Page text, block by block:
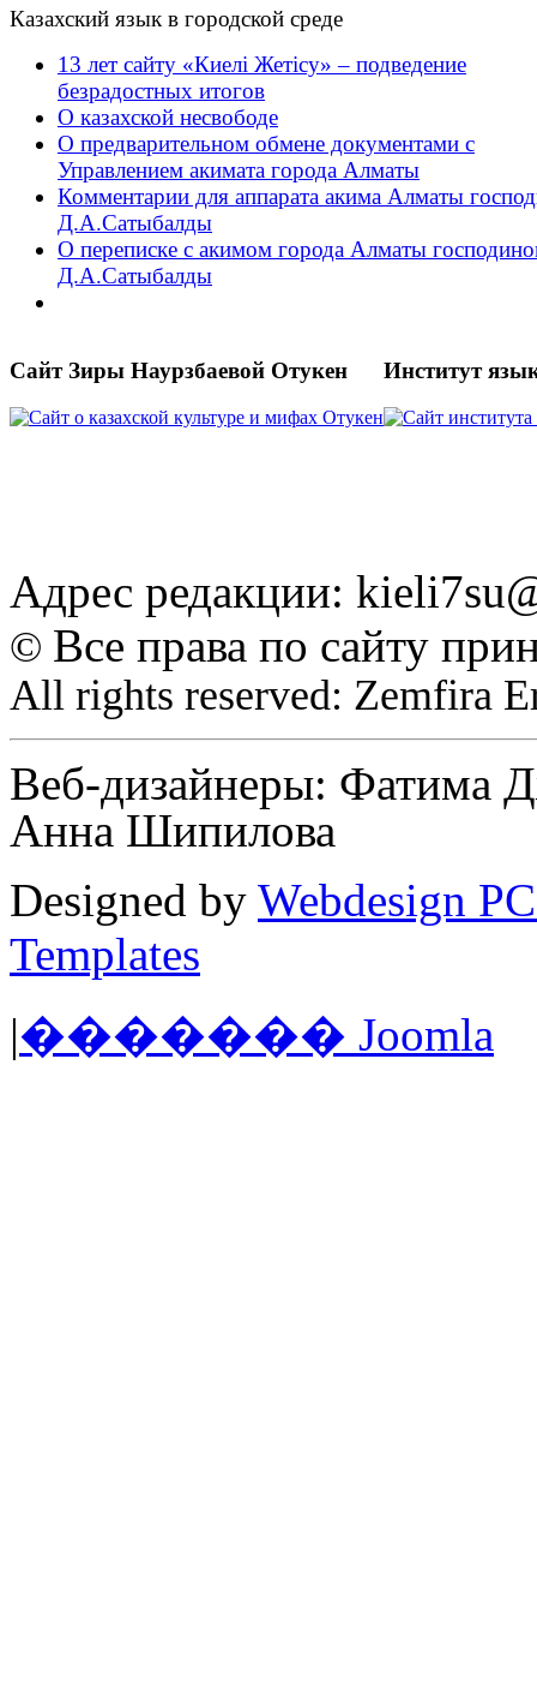
Казахский язык в городской среде
13 лет сайту «Киелі Жетісу» – подведение
безрадостных итогов
О казахской несвободе
О предварительном обмене документами с
Управлением акимата города Алматы
Комментарии для аппарата акима Алматы
Д.А.Сатыбалды
О переписке с акимом города Алматы
Д.А.Сатыбалды
Сайт Зиры Наурзбаевой Отукен Институт
Адрес редакции:
© Все права по сайту
All rights reserved: Zemfira
Веб-дизайнеры: Фатима
Анна Шипилова
Designed by Webdesign
Templates
|������� Joomla